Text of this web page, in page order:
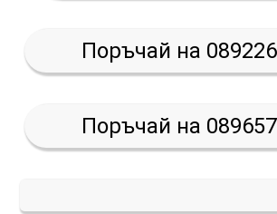
Поръчай на
Поръчай на